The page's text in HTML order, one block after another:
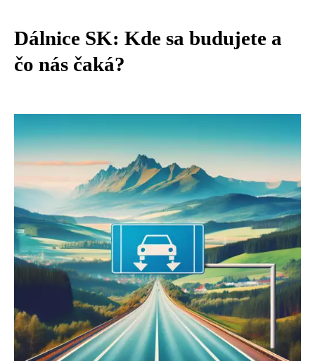
Dálnice SK: Kde sa budujete a
čo nás čaká?